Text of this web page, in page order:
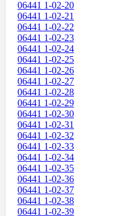
06441 1-02-20
06441 1-02-21
06441 1-02-22
06441 1-02-23
06441 1-02-24
06441 1-02-25
06441 1-02-26
06441 1-02-27
06441 1-02-28
06441 1-02-29
06441 1-02-30
06441 1-02-31
06441 1-02-32
06441 1-02-33
06441 1-02-34
06441 1-02-35
06441 1-02-36
06441 1-02-37
06441 1-02-38
06441 1-02-39